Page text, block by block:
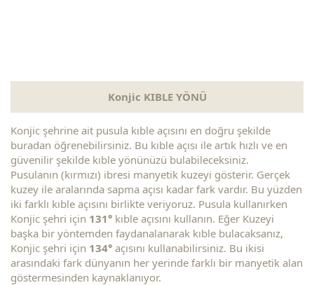
Konjic KIBLE YÖNÜ
Konjic şehrine ait pusula kıble açısını en doğru şekilde
buradan öğrenebilirsiniz. Bu kıble açısı ile artık hızlı ve en
güvenilir şekilde kıble yönünüzü bulabileceksiniz.
Pusulanın (kırmızı) ibresi manyetik kuzeyi gösterir. Gerçek
kuzey ile aralarında sapma açısı kadar fark vardır. Bu yüzden
iki farklı kıble açısını birlikte veriyoruz. Pusula kullanırken
Konjic şehri için 131° kıble açısını kullanın. Eğer Kuzeyi
başka bir yöntemden faydanalanarak kıble bulacaksanız,
Konjic şehri için 134° açısını kullanabilirsiniz. Bu ikisi
arasındaki fark dünyanın her yerinde farklı bir manyetik alan
göstermesinden kaynaklanıyor.